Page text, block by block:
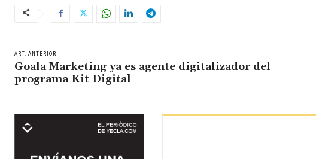
ART. ANTERIOR
Goala Marketing ya es agente digitalizador del
programa Kit Digital